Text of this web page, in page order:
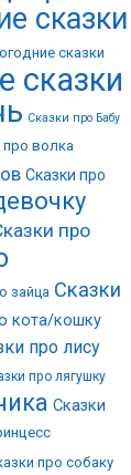
сказки
сказки
сказки
Сказки про Бабу
про волка
Сказки про
про
зайца Сказки
кота/кошку
про лису
про лягушку
Сказки
про собаку